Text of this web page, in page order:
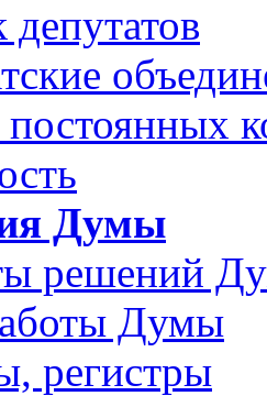
постоянных
Думы
решений
Думы
регистры